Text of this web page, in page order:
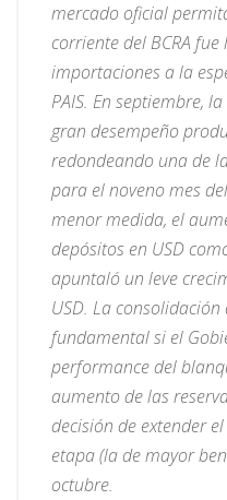
mercado oficial
corriente del BCRA
importaciones a la
PAIS. En septiembre,
gran desempeño
redondeando una de
para el noveno mes
menor medida, el
depósitos en USD
apuntaló un leve
USD. La
fundamental si el
performance del
aumento de las
decisión de extender
etapa (la de mayor
octubre.